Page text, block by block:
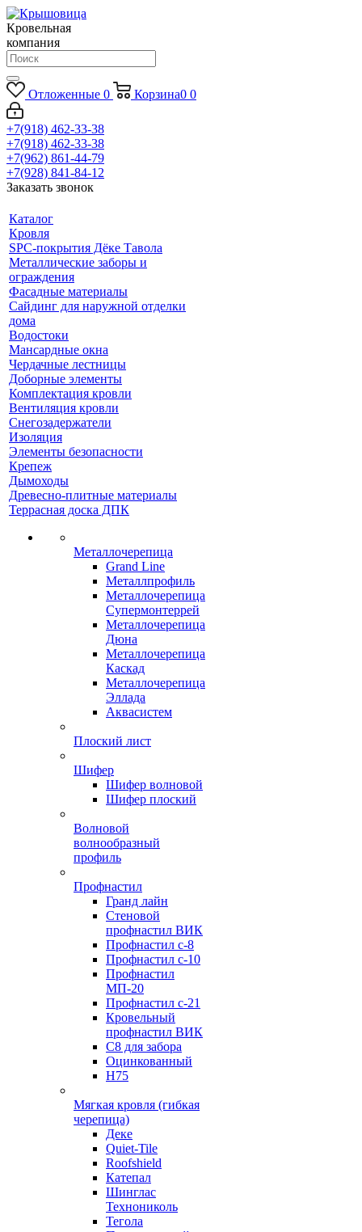
Кровельная
компания
Отложенные 0 Корзина0 0
+7(918) 462-33-38
+7(918) 462-33-38
+7(962) 861-44-79
+7(928) 841-84-12
Заказать звонок
Каталог
Кровля
SPC-покрытия Дёке Тавола
Металлические заборы и
ограждения
Фасадные материалы
Сайдинг для наружной отделки
дома
Водостоки
Мансардные окна
Чердачные лестницы
Доборные элементы
Комплектация кровли
Вентиляция кровли
Снегозадержатели
Изоляция
Элементы безопасности
Крепеж
Дымоходы
Древесно-плитные материалы
Террасная доска ДПК
Металлочерепица
Grand Line
Металлпрофиль
Металлочерепица
Супермонтеррей
Металлочерепица
Дюна
Металлочерепица
Каскад
Металлочерепица
Эллада
Аквасистем
Плоский лист
Шифер
Шифер волновой
Шифер плоский
Волновой
волнообразный
профиль
Профнастил
Гранд лайн
Стеновой
профнастил ВИК
Профнастил с-8
Профнастил с-10
Профнастил
МП-20
Профнастил с-21
Кровельный
профнастил ВИК
С8 для забора
Оцинкованный
Н75
Мягкая кровля (гибкая
черепица)
Деке
Quiet-Tile
Roofshield
Катепал
Шинглас
Технониколь
Тегола